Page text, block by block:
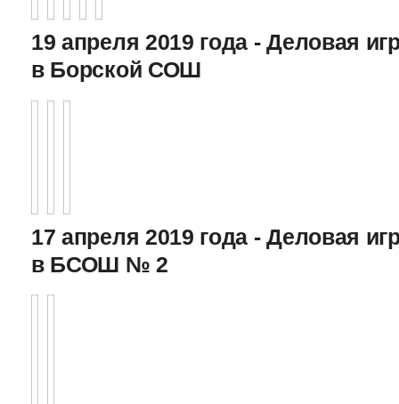
19 апреля 2019 года - Деловая
в Борской СОШ
17 апреля 2019 года - Деловая
в БСОШ № 2